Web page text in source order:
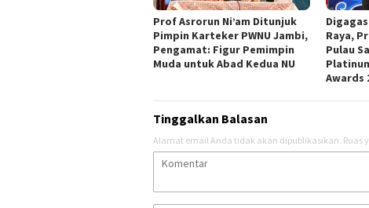
Prof Asrorun Ni’am Ditunjuk
Pimpin Karteker PWNU Jambi,
Pengamat: Figur Pemimpin
Muda untuk Abad Kedua NU
Raya,
Pulau
Awards
Tinggalkan Balasan
Alamat email Anda tidak akan dipublikasikan. Ruas